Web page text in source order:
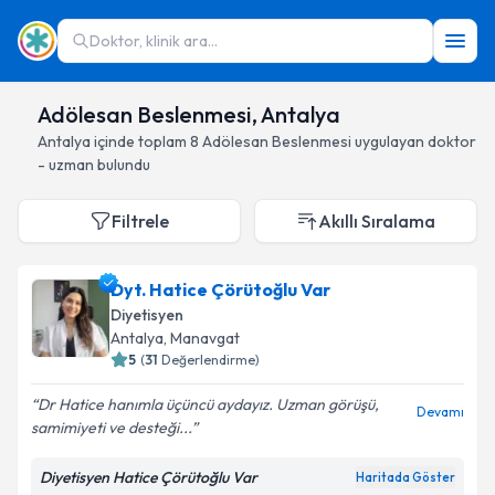
Doktor, klinik ara...
Adölesan Beslenmesi, Antalya
Antalya içinde toplam 8 Adölesan Beslenmesi uygulayan doktor
- uzman bulundu
Filtrele Akıllı Sıralama
Dyt. Hatice Çörütoğlu Var
Diyetisyen
Antalya, Manavgat
5 (31 Değerlendirme)
Dr Hatice hanımla üçüncü aydayız. Uzman görüşü,
samimiyeti ve desteği...
Devamı
Diyetisyen Hatice Çörütoğlu Var Haritada Göster